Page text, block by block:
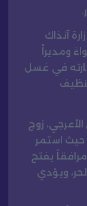
آنذاك
ومديراً
في غسل
زوج
حيث استمر
يفتح
ويؤدي